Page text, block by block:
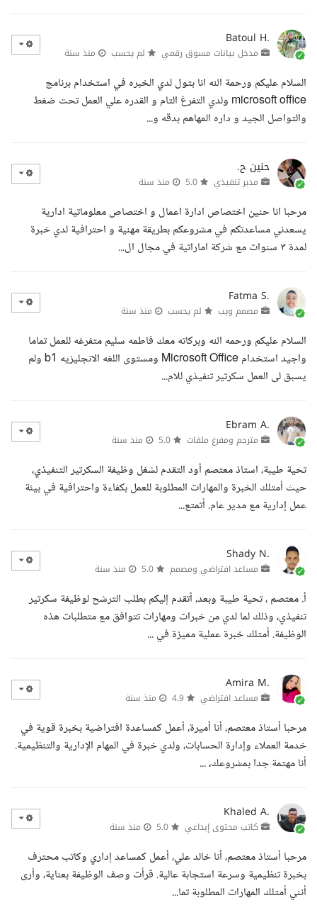
Batoul H.
مدخل بيانات مسوق رقمي لم يحسب منذ سنة
السلام عليكم ورحمة الله انا بتول لدي الخبره في استخدام برنامج
microsoft office ولدي التفرغ التام و القدره علي العمل تحت ضغط
والتواصل الجيد و داره المهاهم بدقه و...
حنين ح.
مدير تنفيذي منذ سنة
مرحبا انا حنين اختصاص ادارة اعمال و اختصاص معلوماتية ادارية
يسعدني مساعدتكم في مشروعكم بطريقة مهنية و احترافية لدي خبرة
لمدة ٣ سنوات مع شركة اماراتية في مجال ال...
Fatma S.
مصمم ويب لم يحسب منذ سنة
السلام عليكم ورحمه الله وبركاته معك فاطمه سليم متفرغه للعمل تماما
واجيد استخدام Microsoft Office ومستوى اللغه الانجليزيه b1 ولم
يسبق لى العمل سكرتير تنفيذي للام...
Ebram A.
مترجم ومفرغ ملفات منذ سنة
تحية طيبة، استاذ معتصم أود التقدم لشغل وظيفة السكرتير التنفيذي،
حيث أمتلك الخبرة والمهارات المطلوبة للعمل بكفاءة واحترافية في بيئة
عمل إدارية مع مدير عام. أتمتع...
Shady N.
مساعد افتراضي ومصمم منذ سنة
أ. معتصم ، تحية طيبة وبعد، أتقدم إليكم بطلب الترشح لوظيفة سكرتير
تنفيذي، وذلك لما لدي من خبرات ومهارات تتوافق مع متطلبات هذه
الوظيفة. أمتلك خبرة عملية مميزة في ...
Amira M.
مساعد افتراضي منذ سنة
مرحبا أستاذ معتصم، أنا أميرة، أعمل كمساعدة افتراضية بخبرة قوية في
خدمة العملاء وإدارة الحسابات، ولدي خبرة في المهام الإدارية والتنظيمية.
أنا مهتمة جدا بمشروعك، ...
Khaled A.
كاتب محتوى إبداعي منذ سنة
مرحبا أستاذ معتصم، أنا خالد علي، أعمل كمساعد إداري وكاتب محترف
بخبرة تنظيمية وسرعة استجابة عالية. قرأت وصف الوظيفة بعناية، وأرى
أنني أمتلك المهارات المطلوبة تما...